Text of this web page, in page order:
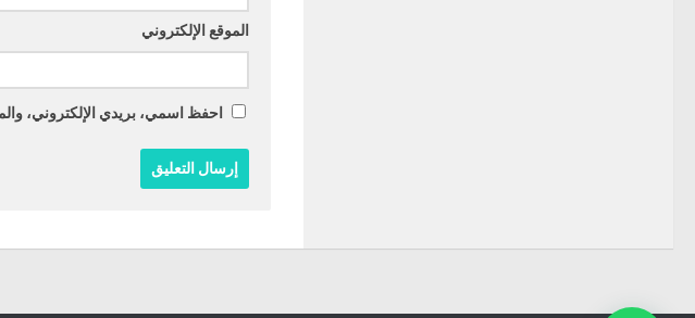
الموقع الإلكتروني
احفظ اسمي، بريدي الإلكتروني،